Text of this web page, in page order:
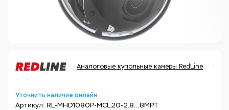
Аналоговые купольные камеры RedLine
Уточнить наличие онлайн
Артикул: RL-MHD1080P-MCL20-2.8…8MPT